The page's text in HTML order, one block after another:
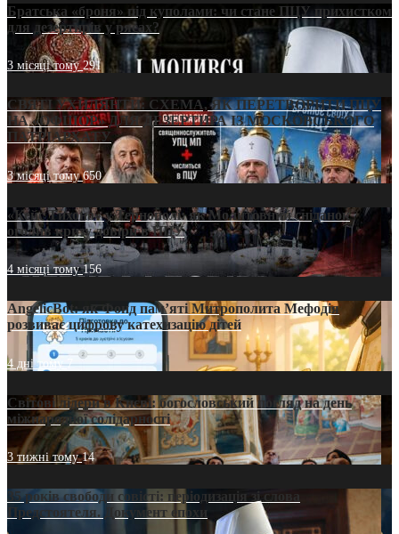
Братська «броня» під куполами: чи стане ПЦУ прихистком
для дезертирів у рясах?
3 місяці тому291
СВЯТІ УХИЛЯНТИ: СХЕМА, ЯК ПЕРЕТВОРИТИ ПЦУ
НА «ОФШОР» ДЛЯ ДЕЗЕРТИРА ІЗ МОСКОВСЬКОГО
ПАТРІАРХАТУ
3 місяці тому650
«Кейс Тихона» у Тернополі: як Молитовний сніданок
оголив кризу довіри в ПЦУ
4 місяці тому156
AngelicBot: як Фонд пам’яті Митрополита Мефодія
розвиває цифрову катехизацію дітей
4 дні тому7
Світові лідери в Києві: богословський погляд на день
міжнародної солідарності
3 тижні тому14
35 років свободи совісті: періодизація зі слова
Предстоятеля. Документ епохи